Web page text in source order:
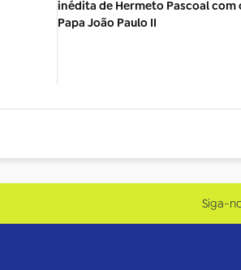
inédita de Hermeto Pascoal com
Papa João Paulo II
Siga-